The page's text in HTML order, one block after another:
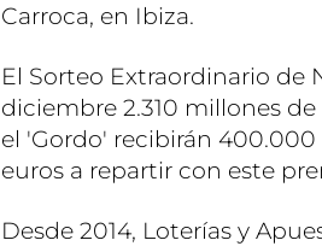
Carroca, en Ibiza.
El Sorteo Extraordinario de
diciembre 2.310 millones
el 'Gordo' recibirán
euros a repartir con este
Desde 2014, Loterías y